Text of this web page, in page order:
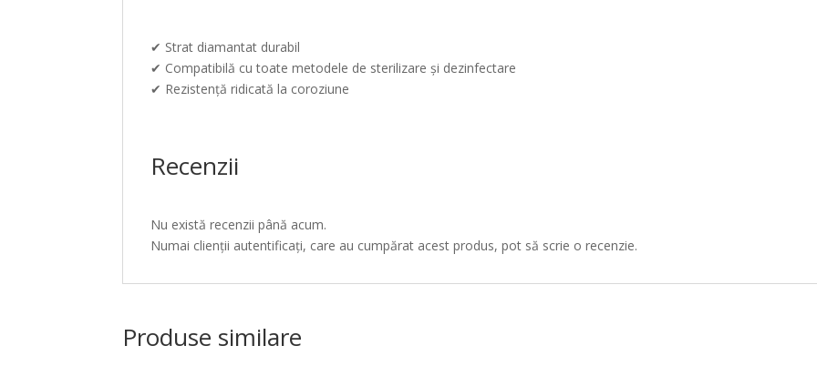
✔ Strat diamantat durabil
✔ Compatibilă cu toate metodele de sterilizare și dezinfectare
✔ Rezistență ridicată la coroziune
Recenzii
Nu există recenzii până acum.
Numai clienții autentificați, care au cumpărat acest produs, pot să scrie o recenzie.
Produse similare